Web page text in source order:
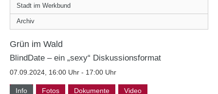
Stadt im Werkbund
Archiv
Grün im Wald
BlindDate – ein „sexy“ Diskussionsformat
07.09.2024, 16:00 Uhr - 17:00 Uhr
Info Fotos Dokumente Video